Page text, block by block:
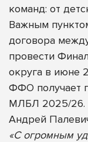
команд: от
Важным
договора
провести
округа в июне
ФФО получает
МЛБЛ 2025/26.
Андрей
«С огромным